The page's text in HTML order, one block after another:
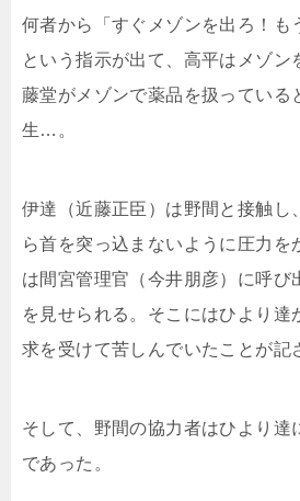
何者から「すぐメゾンを出ろ！も
という指示が出て、高平はメゾン
藤堂がメゾンで薬品を扱っている
生…。
伊達（近藤正臣）は野間と接触し
ら首を突っ込まないように圧力を
は間宮管理官（今井朋彦）に呼び
を見せられる。そこにはひより達
求を受けて苦しんでいたことが記
そして、野間の協力者はひより達
であった。